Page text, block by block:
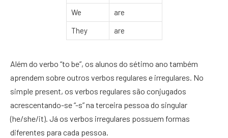
We
are
They
are
Além do verbo “to be”, os alunos do sétimo ano também
aprendem sobre outros verbos regulares e irregulares. No
simple present, os verbos regulares são conjugados
acrescentando-se “-s” na terceira pessoa do singular
(he/she/it). Já os verbos irregulares possuem formas
diferentes para cada pessoa.